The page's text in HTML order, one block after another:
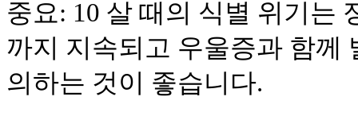
중요: 10 살 때의 식별 위기는
까지 지속되고 우울증과 함께
의하는 것이 좋습니다.